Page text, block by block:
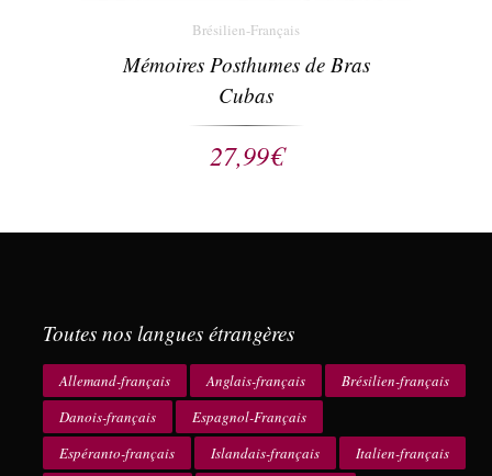
Brésilien-Français
Mémoires Posthumes de Bras
Cubas
27,99€
Toutes nos langues étrangères
Allemand-français Anglais-français
Brésilien-français
Danois-français
Espagnol-Français
Espéranto-français
Islandais-français
Italien-français